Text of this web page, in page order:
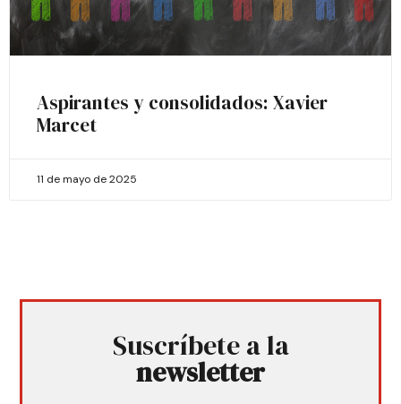
Aspirantes y consolidados: Xavier
Marcet
11 de mayo de 2025
Suscríbete a la
newsletter